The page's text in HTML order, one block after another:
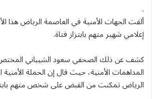
.
ألقت الجهات الأمنية في العاصمة الرياض هذا
إعلامي شهير متهم بابتزاز فتاة.
كشف عن ذلك الصحفي سعود الشيباني
المداهمات الأمنية، حيث قال إن الحملة
الرياض تمكنت من القبض على شخص متهم